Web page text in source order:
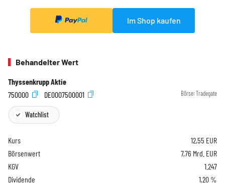
Im Shop kaufen
Behandelter Wert
Thyssenkrupp Aktie
750000
DE0007500001 Börse: Tradegate
Watchlist
Kurs 12,55 EUR
Börsenwert
7,76 Mrd. EUR
KGV
1.247
Dividende
1,20 %